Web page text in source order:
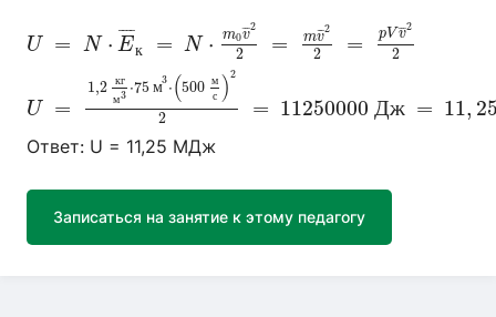
U = N ⋅ ¯¯¯¯
Eк = N ⋅ m0¯¯
v
2
2 = m¯¯
v
2
2 = pV¯¯
v
2
2
22 ¯ pV
U =
1,2 кг
м3 ⋅75 м3⋅(500 м
с )2
2 = 11250000 Дж = 11 ,
⋅75 3⋅
Ответ: U = 11,25 МДж
Записаться на занятие к этому педагогу